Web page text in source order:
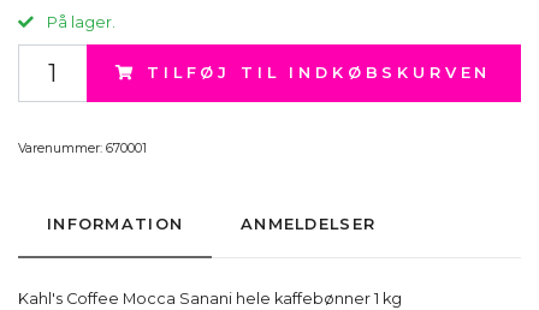
På lager.
TILFØJ TIL INDKØBSKURVEN
Varenummer: 670001
INFORMATION ANMELDELSER
Kahl's Coffee Mocca Sanani hele kaffebønner 1 kg